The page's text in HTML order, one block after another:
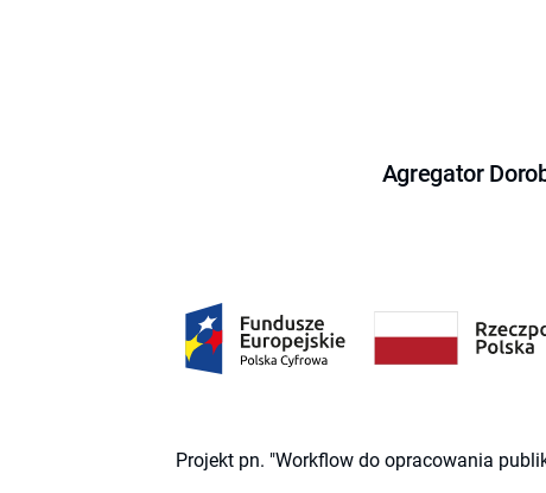
Agregator
Projekt pn. "Workflow do opracowania